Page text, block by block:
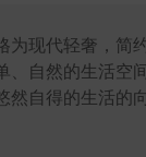
为现代轻奢，简
、自然的生活空
然自得的生活的